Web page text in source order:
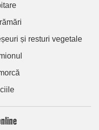
și resturi vegetale